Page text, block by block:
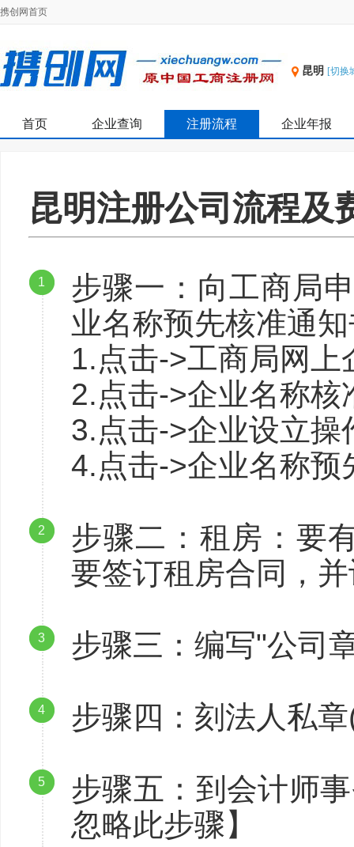
携创网首页
昆明 [切换
首页 企业查询 注册流程 企业年报
昆明注册公司流程及
1
步骤一：向工商局
业名称预先核准通
1.点击->工商局网
2.点击->企业名称核
3.点击->企业设立操
4.点击->企业名称预
2
步骤二：租房：要
要签订租房合同，
3 步骤三：编写"公司
4 步骤四：刻法人私
5
步骤五：到会计师
忽略此步骤】